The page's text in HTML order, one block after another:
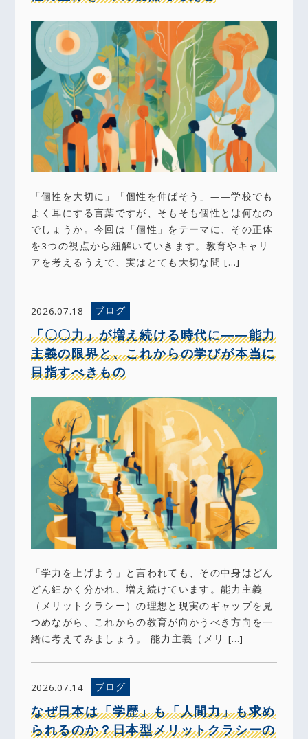
「個性を大切に」「個性を伸ばそう」——学校でも
よく耳にする言葉ですが、そもそも個性とは何なの
でしょうか。今回は「個性」をテーマに、その正体
を3つの視点から紐解いていきます。教育やキャリ
アを考えるうえで、実はとても大切な問 […]
2026.07.18 ブログ
「〇〇力」が増え続ける時代に――能力
主義の限界と、これからの学びが本当に
目指すべきもの
「学力を上げよう」と言われても、その中身はどん
どん細かく分かれ、増え続けています。能力主義
（メリットクラシー）の理想と現実のギャップを見
つめながら、これからの教育が向かうべき方向を一
緒に考えてみましょう。 能力主義（メリ […]
2026.07.14 ブログ
なぜ日本は「学歴」も「人間力」も求め
られるのか？日本型メリットクラシーの